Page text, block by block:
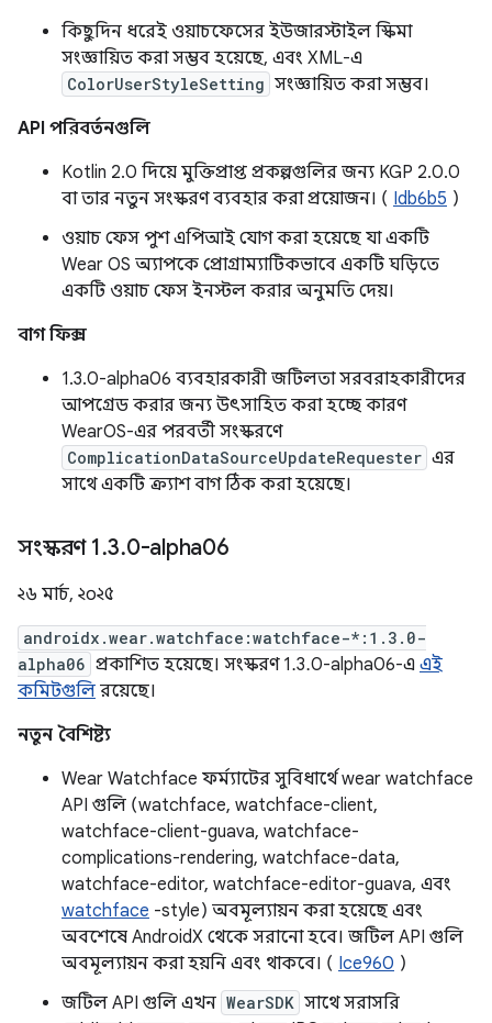
কিছুদিন ধরেই ওয়াচফেসের ইউজারস্টাইল স্কিমা
সংজ্ঞায়িত করা সম্ভব হয়েছে, এবং XML-এ
ColorUserStyleSetting সংজ্ঞায়িত করা সম্ভব।
API পরিবর্তনগুলি
Kotlin 2.0 দিয়ে মুক্তিপ্রাপ্ত প্রকল্পগুলির জন্য KGP 2.0.0
বা তার নতুন সংস্করণ ব্যবহার করা প্রয়োজন। ( Idb6b5 )
ওয়াচ ফেস পুশ এপিআই যোগ করা হয়েছে যা একটি
Wear OS অ্যাপকে প্রোগ্রাম্যাটিকভাবে একটি ঘড়িতে
একটি ওয়াচ ফেস ইনস্টল করার অনুমতি দেয়।
বাগ ফিক্স
1.3.0-alpha06 ব্যবহারকারী জটিলতা সরবরাহকারীদের
আপগ্রেড করার জন্য উৎসাহিত করা হচ্ছে কারণ
WearOS-এর পরবর্তী সংস্করণে
ComplicationDataSourceUpdateRequester এর
সাথে একটি ক্র্যাশ বাগ ঠিক করা হয়েছে।
সংস্করণ 1.3.0-alpha06
২৬ মার্চ, ২০২৫
androidx.wear.watchface:watchface-*:1.3.0-
alpha06 প্রকাশিত হয়েছে। সংস্করণ 1.3.0-alpha06-এ এই
কমিটগুলি রয়েছে।
নতুন বৈশিষ্ট্য
Wear Watchface ফর্ম্যাটের সুবিধার্থে wear watchface
API গুলি (watchface, watchface-client,
watchface-client-guava, watchface-
complications-rendering, watchface-data,
watchface-editor, watchface-editor-guava, এবং
watchface -style) অবমূল্যায়ন করা হয়েছে এবং
অবশেষে AndroidX থেকে সরানো হবে। জটিল API গুলি
অবমূল্যায়ন করা হয়নি এবং থাকবে। ( Ice960 )
জটিল API গুলি এখন WearSDK সাথে সরাসরি